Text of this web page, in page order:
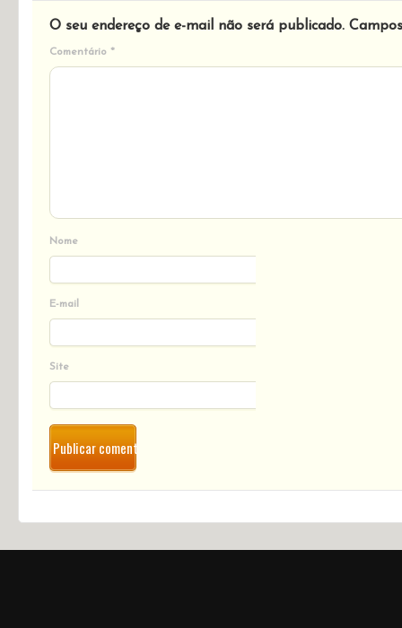
O seu endereço de e-mail não será publicado.
Comentário *
Nome
E-mail
Site